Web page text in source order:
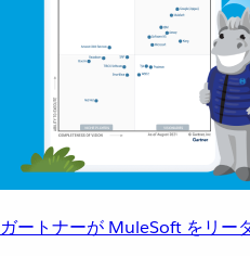
ガートナーが MuleSoft をリー